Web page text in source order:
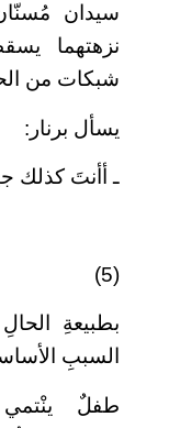
سيدان
نزهتهما
شبكات من
يسأل برنار:
ـ أأنتَ كذلك
(5)
بطبيعةِ
السببِ
طفلٌ